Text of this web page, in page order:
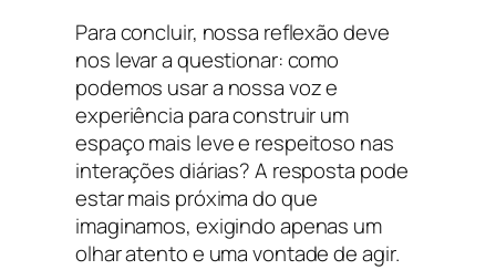
Para concluir, nossa reflexão deve
nos levar a questionar: como
podemos usar a nossa voz e
experiência para construir um
espaço mais leve e respeitoso nas
interações diárias? A resposta pode
estar mais próxima do que
imaginamos, exigindo apenas um
olhar atento e uma vontade de agir.